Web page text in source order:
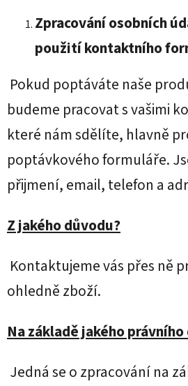
Zpracování osobních
použití kontaktního
Pokud poptáváte naše
budeme pracovat s vašimi
které nám sdělíte, hlavně
poptávkového formuláře.
přijmení, email, telefon a
Z jakého důvodu?
Kontaktujeme vás přes ně
ohledně zboží.
Na základě jakého
Jedná se o zpracování na